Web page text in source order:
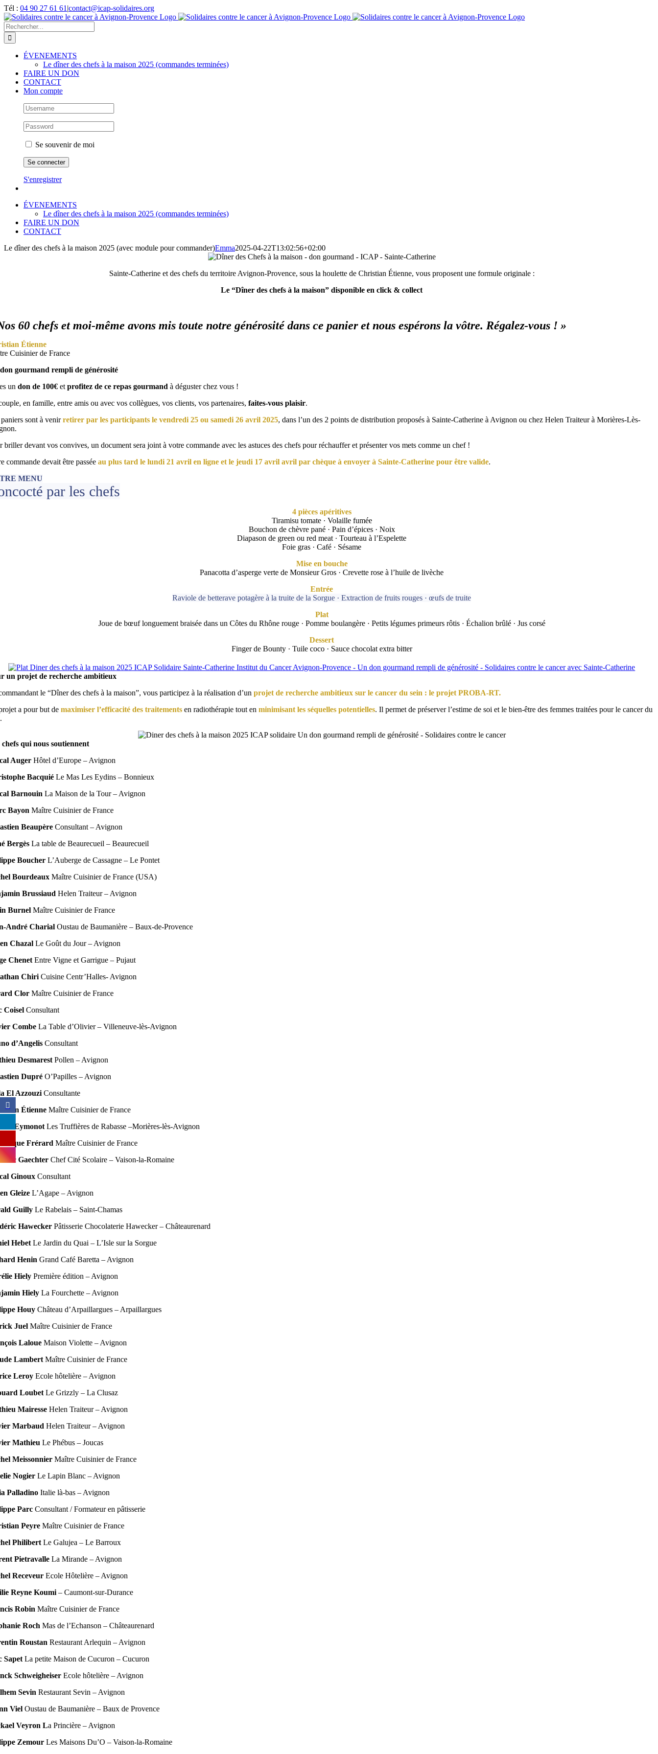
Passer
au
contenu
Tél : 04 90 27 61 61 |contact@icap-solidaires.org
Rechercher:
ÉVENEMENTS
Le dîner des chefs à la maison 2025 (commandes terminées)
FAIRE UN DON
CONTACT
Mon compte
Se souvenir de moi
S'enregistrer
ÉVENEMENTS
Le dîner des chefs à la maison 2025 (commandes terminées)
FAIRE UN DON
CONTACT
Le dîner des chefs à la maison 2025 (avec module pour commander)Emma2025-04-22T13:02:56+02:00
Sainte-Catherine et des chefs du territoire Avignon-Provence, sous la houlette de Christian Étienne, vous proposent une formule originale :
Le “Dîner des chefs à la maison” disponible en click & collect
60 chefs et moi-même avons mis toute notre générosité dans ce panier et nous espérons la vôtre. Régalez-vous ! »
Étienne
Cuisinier de France
gourmand rempli de générosité
un don de 100€etprofitez de ce repas gourmand à déguster chez vous !
en famille, entre amis ou avec vos collègues, vos clients, vos partenaires, faites-vous plaisir.
sont à venir retirer par les participantsle vendredi 25 ou samedi 26 avril 2025, dans l’un des 2 points de distribution proposés à Sainte-Catherine à Avignon ou chez Helen Traiteur à Morières-Lès-
briller devant vos convives, un document sera joint à votre commande avec les astuces des chefs pour réchauffer et présenter vos mets comme un chef !
commande devait être passée au plus tard le lundi 21 avril en ligne et le jeudi 17 avril avril par chèque à envoyer à Sainte-Catherine pour être valide.
MENU
par les chefs
4 pièces apéritives
Tiramisu tomate · Volaille fumée
Bouchon de chèvre pané · Pain d’épices · Noix
Diapason de green ou red meat · Tourteau à l’Espelette
Foie gras · Café · Sésame
Mise en bouche
Panacotta d’asperge verte de Monsieur Gros · Crevette rose à l’huile de livèche
Entrée
Raviole de betterave potagère à la truite de la Sorgue · Extraction de fruits rouges · œufs de truite
Plat
Joue de bœuf longuement braisée dans un Côtes du Rhône rouge · Pomme boulangère · Petits légumes primeurs rôtis · Échalion brûlé · Jus corsé
Dessert
Finger de Bounty · Tuile coco · Sauce chocolat extra bitter
un projet de recherche ambitieux
le “Dîner des chefs à la maison”, vous participez à la réalisation d’un projet de recherche ambitieux sur le cancer du sein : le projet PROBA-RT.
a pour but de maximiser l’efficacité des traitementsen radiothérapie tout en minimisant les séquelles potentielles. Il permet de préserver l’estime de soi et le bien-être des femmes traitées pour le cancer du
chefs qui nous soutiennent
AugerHôtel d’Europe – Avignon
BacquiéLe Mas Les Eydins – Bonnieux
Barnouin La Maison de la Tour – Avignon
Bayon Maître Cuisinier de France
BeaupèreConsultant – Avignon
BergèsLa table de Beaurecueil – Beaurecueil
BoucherL’Auberge de Cassagne – Le Pontet
BourdeauxMaître Cuisinier de France (USA)
Brussiaud Helen Traiteur – Avignon
Burnel Maître Cuisinier de France
André Charial Oustau de Baumanière – Baux-de-Provence
ChazalLe Goût du Jour – Avignon
ChenetEntre Vigne et Garrigue – Pujaut
Chiri Cuisine Centr’Halles- Avignon
ClorMaître Cuisinier de France
Coisel Consultant
CombeLa Table d’Olivier – Villeneuve-lès-Avignon
d’AngelisConsultant
DesmarestPollen – Avignon
Dupré O’Papilles – Avignon
El AzzouziConsultante
ÉtienneMaître Cuisinier de France
Eymonot Les Truffières de Rabasse –Morières-lès-Avignon
Frérard Maître Cuisinier de France
GaechterChef Cité Scolaire – Vaison-la-Romaine
GinouxConsultant
GleizeL’Agape – Avignon
GuillyLe Rabelais – Saint-Chamas
HaweckerPâtisserie Chocolaterie Hawecker – Châteaurenard
HebetLe Jardin du Quai – L’Isle sur la Sorgue
Henin Grand Café Baretta – Avignon
HielyPremière édition – Avignon
HielyLa Fourchette – Avignon
HouyChâteau d’Arpaillargues – Arpaillargues
JuelMaître Cuisinier de France
LaloueMaison Violette – Avignon
LambertMaître Cuisinier de France
LeroyEcole hôtelière – Avignon
Loubet Le Grizzly – La Clusaz
Mairesse Helen Traiteur – Avignon
Marbaud Helen Traiteur – Avignon
Mathieu Le Phébus – Joucas
MeissonnierMaître Cuisinier de France
Nogier Le Lapin Blanc – Avignon
PalladinoItalie là-bas – Avignon
Parc Consultant / Formateur en pâtisserie
PeyreMaître Cuisinier de France
PhilibertLe Galujea – Le Barroux
PietravalleLa Mirande – Avignon
ReceveurEcole Hôtelière – Avignon
Reyne Koumi – Caumont-sur-Durance
Robin Maître Cuisinier de France
Roch Mas de l’Echanson – Châteaurenard
Roustan Restaurant Arlequin – Avignon
Sapet La petite Maison de Cucuron – Cucuron
SchweigheiserEcole hôtelière – Avignon
Sevin Restaurant Sevin – Avignon
VielOustau de Baumanière – Baux de Provence
Veyron La Princière – Avignon
ZemourLes Maisons Du’O – Vaison-la-Romaine